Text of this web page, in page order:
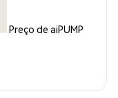
Preço de aiPUMP